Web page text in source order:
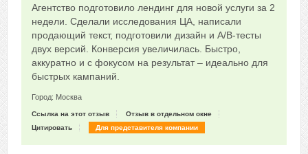
0
Сказать друзьям об отзыве
Агентство подготовило лендинг для новой услуги за 2
недели. Сделали исследования ЦА, написали
продающий текст, подготовили дизайн и A/B‑тесты
двух версий. Конверсия увеличилась. Быстро,
аккуратно и с фокусом на результат – идеально для
быстрых кампаний.
Город: Москва
Ссылка на этот отзыв
Отзыв в отдельном окне
Цитировать
Для представителя компании